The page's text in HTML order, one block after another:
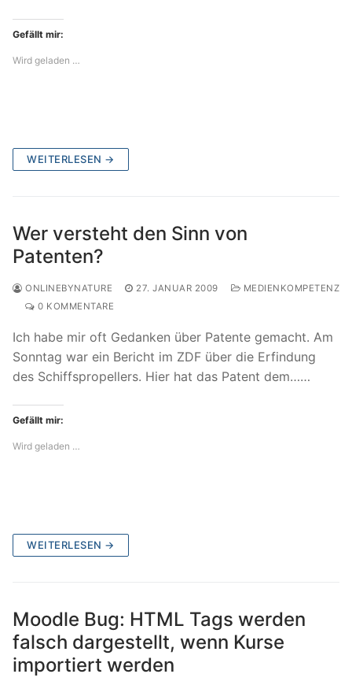
Gefällt mir:
Wird geladen …
WEITERLESEN →
Wer versteht den Sinn von
Patenten?
ONLINEBYNATURE 27. JANUAR 2009
MEDIENKOMPETENZ
0 KOMMENTARE
Ich habe mir oft Gedanken über Patente gemacht. Am
Sonntag war ein Bericht im ZDF über die Erfindung
des Schiffspropellers. Hier hat das Patent dem……
Gefällt mir:
Wird geladen …
WEITERLESEN →
Moodle Bug: HTML Tags werden
falsch dargestellt, wenn Kurse
importiert werden